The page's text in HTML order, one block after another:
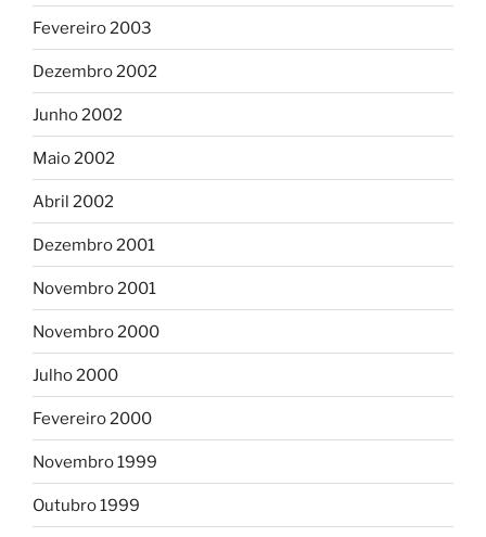
Fevereiro 2003
Dezembro 2002
Junho 2002
Maio 2002
Abril 2002
Dezembro 2001
Novembro 2001
Novembro 2000
Julho 2000
Fevereiro 2000
Novembro 1999
Outubro 1999